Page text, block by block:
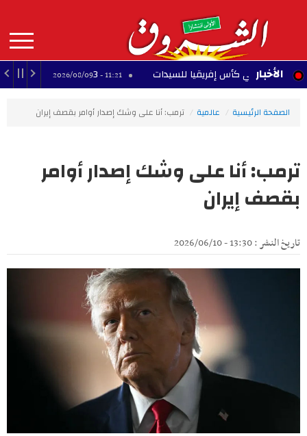
contenu
principal
MAIN
NAVIGATION الأخبار 11:21 - 2026/08/09 3 وجهات محتملة.. إلياس السخيري يقترب من الرحيل عن آينتراخت فرانكفورت
الصفحة الرئيسية عالمية ترمب: أنا على وشك إصدار أوامر بقصف إيران
ترمب: أنا على وشك إصدار أوامر
بقصف إيران
تاريخ النشر : 13:30 - 2026/06/10